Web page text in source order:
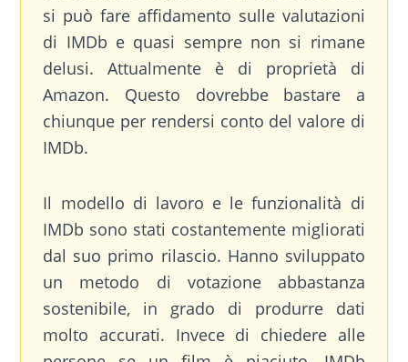
si può fare affidamento sulle valutazioni
di IMDb e quasi sempre non si rimane
delusi. Attualmente è di proprietà di
Amazon. Questo dovrebbe bastare a
chiunque per rendersi conto del valore di
IMDb.
Il modello di lavoro e le funzionalità di
IMDb sono stati costantemente migliorati
dal suo primo rilascio. Hanno sviluppato
un metodo di votazione abbastanza
sostenibile, in grado di produrre dati
molto accurati. Invece di chiedere alle